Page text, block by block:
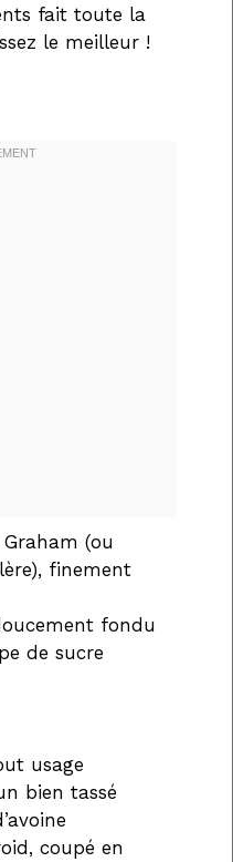
fait toute la
le meilleur !
(ou
finement
fondu
de sucre
usage
bien tassé
coupé en